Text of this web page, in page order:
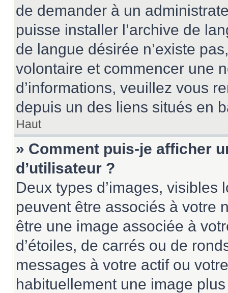
de demander à un
puisse installer l’archive de
de langue désirée n’existe
volontaire et commencer une
d’informations, veuillez vous
depuis un des liens situés en
Haut
» Comment puis-je afficher
d’utilisateur ?
Deux types d’images,
peuvent être associés à votre
être une image associée à
d’étoiles, de carrés ou de
messages à votre actif ou
habituellement une image